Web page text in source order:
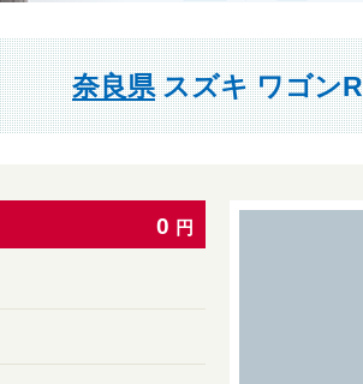
奈良県スズキ ワゴンR
0 円